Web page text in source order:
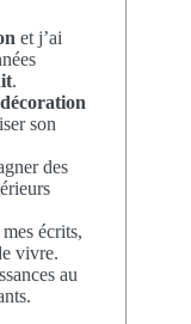
et j’ai
.
décoration
son
des
écrits,
vivre.
au